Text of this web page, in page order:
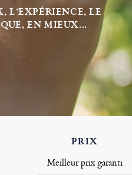
L’EXPÉRIENCE, LE
EN MIEUX...
PRIX
Meilleur prix garanti